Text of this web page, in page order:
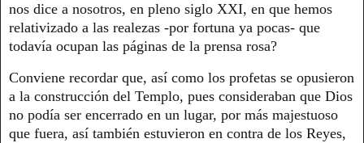
nos dice a nosotros, en pleno siglo XXI, en que hemos
relativizado a las realezas -por fortuna ya pocas- que
todavía ocupan las páginas de la prensa rosa?
Conviene recordar que, así como los profetas se opusieron
a la construcción del Templo, pues consideraban que Dios
no podía ser encerrado en un lugar, por más majestuoso
que fuera, así también estuvieron en contra de los Reyes,